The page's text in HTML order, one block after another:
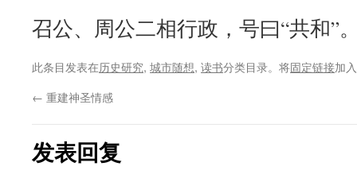
召公、周公二相行政，号曰“共和”
此条目发表在历史研究, 城市随想, 读书分类目录。将固定链接加
← 重建神圣情感
发表回复